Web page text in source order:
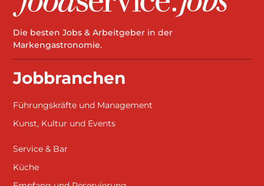
Die besten Jobs & Arbeitgeber in der
Markengastronomie.
Jobbranchen
Führungskräfte und Management
Kunst, Kultur und Events
Service & Bar
Küche